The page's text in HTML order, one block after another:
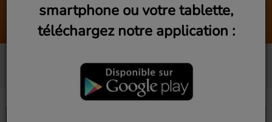
Stylin´
Omar & Angie Stone
Reporter.trice
smartphone ou votre tablette,
téléchargez notre application :